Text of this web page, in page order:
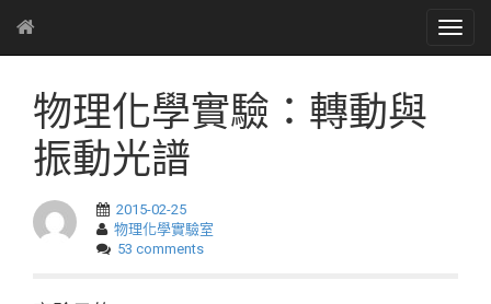
物理化學實驗：轉動與
振動光譜
2015-02-25
物理化學實驗室
53 comments